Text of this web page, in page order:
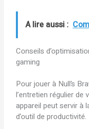
A lire aussi :
Conseils
gaming
Pour jouer à Null’s
l’entretien régulier de
appareil peut servir à
d’outil de productivité.